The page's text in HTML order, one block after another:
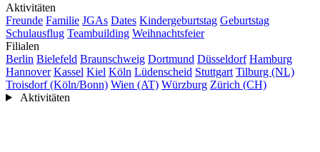
Aktivitäten
Freunde Familie JGAs Dates Kindergeburtstag Geburtstag
Schulausflug Teambuilding Weihnachtsfeier
Filialen
Berlin Bielefeld Braunschweig Dortmund Düsseldorf Hamburg
Hannover Kassel Kiel Köln Lüdenscheid Stuttgart Tilburg (NL)
Troisdorf (Köln/Bonn) Wien (AT) Würzburg Zürich (CH)
Aktivitäten